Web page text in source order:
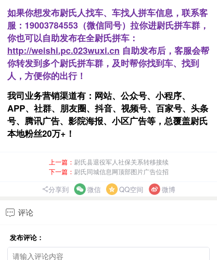
如果你想发布尉氏人找车、车找人拼车信息，联系客
服：19003784553（微信同号）拉你进尉氏拼车群，
你也可以自助发布在全尉氏拼车：
http://weishi.pc.023wuxi.cn 自助发布后，客服会帮
你转发到多个尉氏拼车群，及时帮你找到车、找到
人，方便你的出行！
我司业务营销渠道有：网站、公众号、小程序、
APP、社群、朋友圈、抖音、视频号、百家号、头条
号、腾讯广告、影院海报、小区广告等，总覆盖尉氏
本地粉丝20万+！
上一篇： 尉氏县退役军人社保关系转移接续
下一篇： 尉氏同城信息网顶部图片广告位招
分享到 微信 QQ空间 微博
 评论
发布评论：